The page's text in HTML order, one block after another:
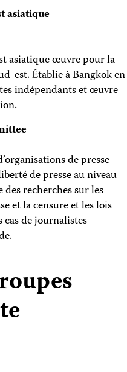
asiatique
asiatique œuvre pour la
est. Établie à Bangkok en
indépendants et œuvre
de presse
de presse au niveau
recherches sur les
et la censure et les lois
cas de journalistes